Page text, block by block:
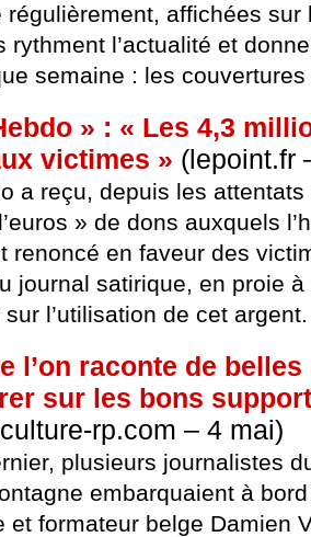
régulièrement, affichées
rythment l’actualité et
semaine : les
» : « Les 4,3
victimes » (lepoint.fr
a reçu, depuis les
» de dons auxquels
renoncé en faveur des
journal satirique, en proie
l’utilisation de cet argent.
l’on raconte de
sur les bons
rp.com – 4 mai)
plusieurs journalistes
embarquaient à
et formateur belge Damien